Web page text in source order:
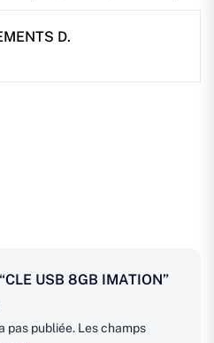
D.
USB 8GB IMATION”
pas publiée. Les champs